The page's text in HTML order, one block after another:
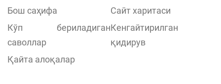
Бош саҳифа
Сайт харитаси
Кўп бериладиган
саволлар
Кенгайтирилган
қидирув
Қайта алоқалар